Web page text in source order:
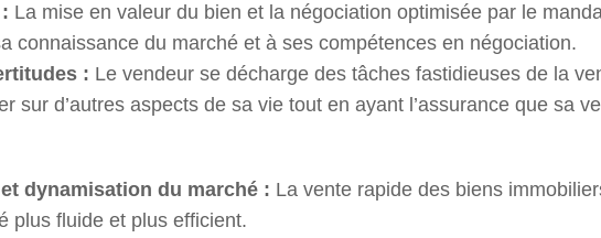
La mise en valeur du bien et la négociation optimisée par le
connaissance du marché et à ses compétences en négociation.
: Le vendeur se décharge des tâches fastidieuses de la
sur d’autres aspects de sa vie tout en ayant l’assurance que sa
dynamisation du marché : La vente rapide des biens
plus fluide et plus efficient.